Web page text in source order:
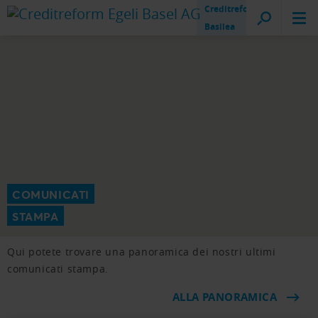
Creditreform
Basilea
COMUNICATI
STAMPA
Qui potete trovare una panoramica dei nostri ultimi
comunicati stampa.
ALLA PANORAMICA